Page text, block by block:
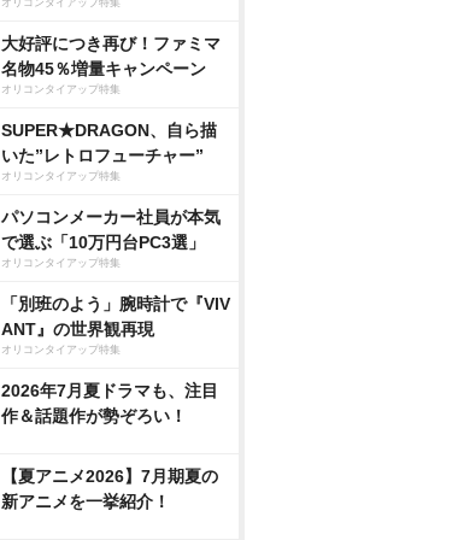
オリコンタイアップ特集
大好評につき再び！ファミマ
名物45％増量キャンペーン
オリコンタイアップ特集
SUPER★DRAGON、自ら描
いた”レトロフューチャー”
オリコンタイアップ特集
パソコンメーカー社員が本気
で選ぶ「10万円台PC3選」
オリコンタイアップ特集
「別班のよう」腕時計で『VIV
ANT』の世界観再現
オリコンタイアップ特集
2026年7月夏ドラマも、注目
作＆話題作が勢ぞろい！
【夏アニメ2026】7月期夏の
新アニメを一挙紹介！